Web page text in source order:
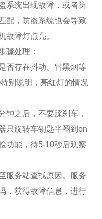
系统出现故障，或者防
配，防盗系统也会导致
故障灯点亮。
骤处理：
否存在抖动、冒⿊烟等
别说明，亮红灯的情况
钟之后，不要踩刹⻋，
只旋转⻋钥匙半圈到on
功能，待5-10秒后观察
服务站查找原因。服务
，获得故障信息，进行